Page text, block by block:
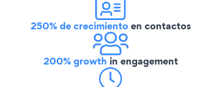
250% de crecimientoen contactos
200% growth in engagement